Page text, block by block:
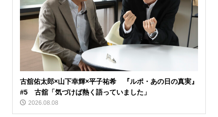
古舘佑太郎×山下幸輝×平子祐希 『ルポ・あの日の真実』
#5 古舘「気づけば熱く語っていました」
2026.08.08